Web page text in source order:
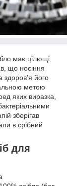
має цілющі
що носіння
здоров’я його
метою
яких виразка,
зберігав
в срібний
для